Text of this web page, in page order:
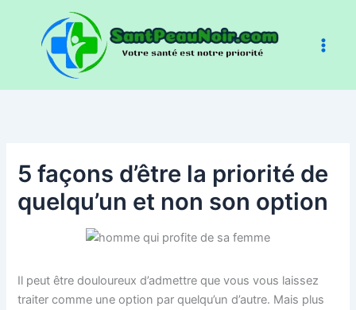
contenu
5 façons d’être la priorité de
quelqu’un et non son option
Il peut être douloureux d’admettre que vous vous laissez
traiter comme une option par quelqu’un d’autre. Mais plus